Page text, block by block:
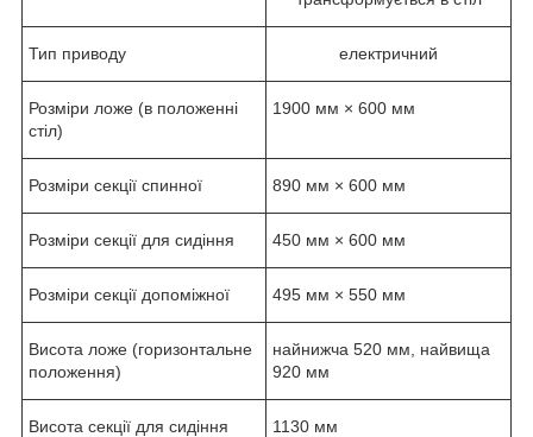
Тип приводу електричний
Розміри ложе (в положенні
стіл)
1900 мм × 600 мм
Розміри секції спинної 890 мм × 600 мм
Розміри секції для сидіння 450 мм × 600 мм
Розміри секції допоміжної 495 мм × 550 мм
Висота ложе (горизонтальне
положення)
найнижча 520 мм, найвища
920 мм
Висота секції для сидіння
1130 мм